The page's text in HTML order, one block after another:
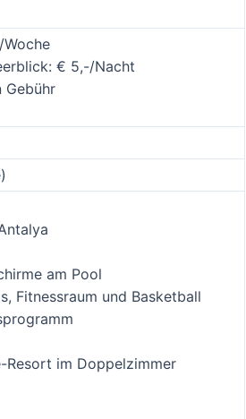
€ 5,-/Nacht
Gebühr
am Pool
Fitnessraum und Basketball
Resort im Doppelzimmer